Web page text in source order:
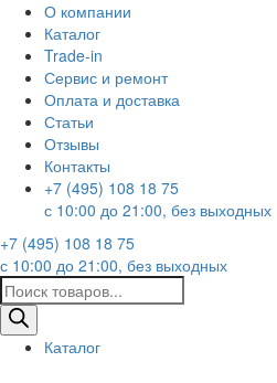
О компании
Каталог
Trade-in
Сервис и ремонт
Оплата и доставка
Статьи
Отзывы
Контакты
+7 (495) 108 18 75
с 10:00 до 21:00, без выходных
+7 (495) 108 18 75
с 10:00 до 21:00, без выходных
Поиск
товаров
Каталог